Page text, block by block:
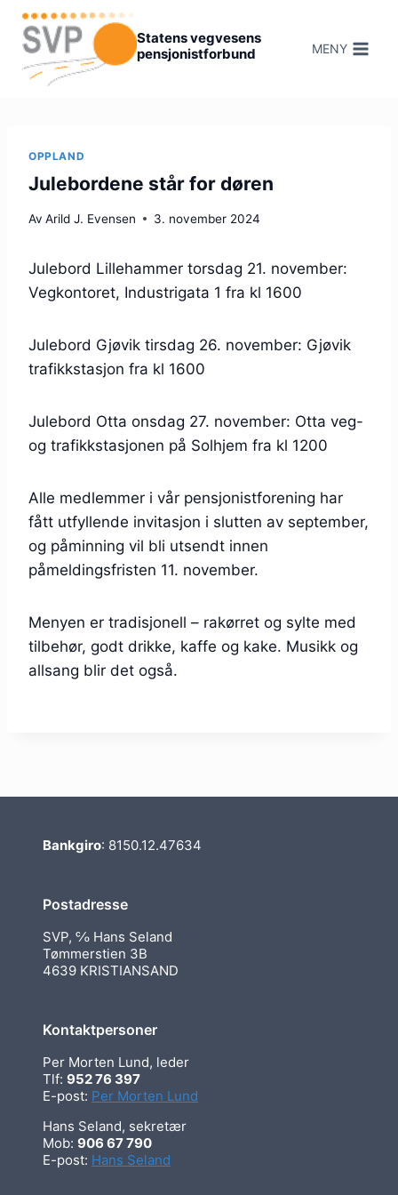
Hopp
innhold
Statens vegvesens
pensjonistforbund
MENY
OPPLAND
Julebordene står for døren
Av Arild J. Evensen 3. november 2024
Julebord Lillehammer torsdag 21. november:
Vegkontoret, Industrigata 1 fra kl 1600
Julebord Gjøvik tirsdag 26. november: Gjøvik
trafikkstasjon fra kl 1600
Julebord Otta onsdag 27. november: Otta veg-
og trafikkstasjonen på Solhjem fra kl 1200
Alle medlemmer i vår pensjonistforening har
fått utfyllende invitasjon i slutten av september,
og påminning vil bli utsendt innen
påmeldingsfristen 11. november.
Menyen er tradisjonell – rakørret og sylte med
tilbehør, godt drikke, kaffe og kake. Musikk og
allsang blir det også.
Bankgiro: 8150.12.47634
Postadresse
SVP, ℅ Hans Seland
Tømmerstien 3B
4639 KRISTIANSAND
Kontaktpersoner
Per Morten Lund, leder
Tlf: 952 76 397
E-post: Per Morten Lund
Hans Seland, sekretær
Mob: 906 67 790
E-post: Hans Seland